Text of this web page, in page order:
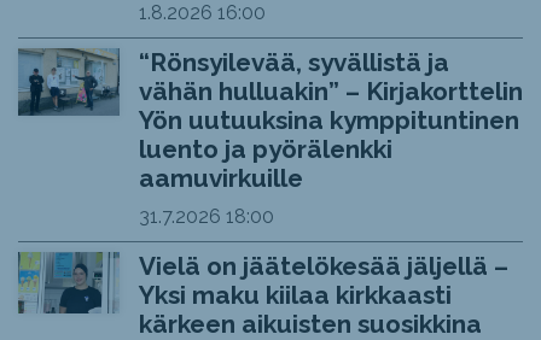
1.8.2026 16:00
“Rönsyilevää, syvällistä ja
vähän hulluakin” – Kirjakorttelin
Yön uutuuksina kymppituntinen
luento ja pyörälenkki
aamuvirkuille
31.7.2026 18:00
Vielä on jäätelökesää jäljellä –
Yksi maku kiilaa kirkkaasti
kärkeen aikuisten suosikkina